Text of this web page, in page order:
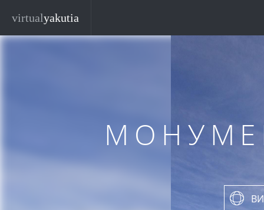
virtualyakutia